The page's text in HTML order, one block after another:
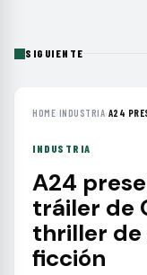
SIGUIENTE
HOME›INDUSTRIA›A24
INDUSTRIA
A24
tráiler de
thriller de
ficción